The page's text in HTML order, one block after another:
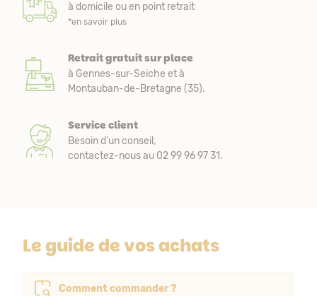
à domicile ou en point retrait
*en savoir plus
Retrait gratuit sur place
à Gennes-sur-Seiche et à
Montauban-de-Bretagne (35).
Service client
Besoin d’un conseil,
contactez-nous au 02 99 96 97 31.
Le guide de vos achats
Comment commander ?